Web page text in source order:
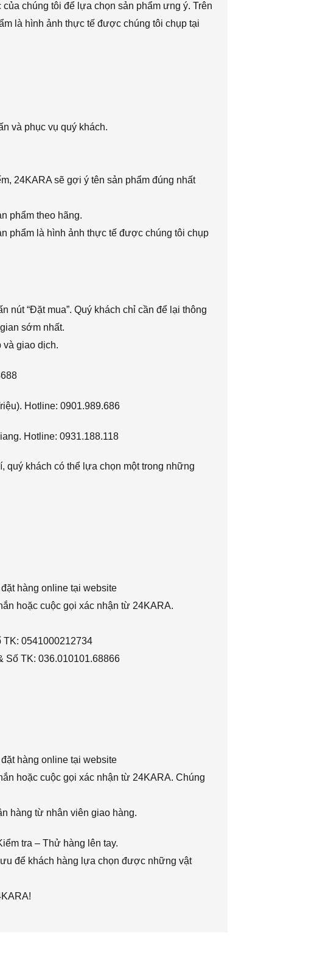
chúng tôi để lựa chọn sản phẩm ưng ý. Trên
là hình ảnh thực tế được chúng tôi chụp tại
và phục vụ quý khách.
24KARA sẽ gợi ý tên sản phẩm đúng nhất
phẩm theo hãng.
phẩm là hình ảnh thực tế được chúng tôi chụp
nút “Đặt mua”. Quý khách chỉ cần để lại thông
sớm nhất.
giao dịch.
Hotline: 0901.989.686
Hotline: 0931.188.118
quý khách có thể lựa chọn một trong những
hàng online tại website
hoặc cuộc gọi xác nhận từ 24KARA.
TK: 0541000212734
Số TK: 036.010101.68866
hàng online tại website
hoặc cuộc gọi xác nhận từ 24KARA. Chúng
hàng từ nhân viên giao hàng.
tra – Thử hàng lên tay.
để khách hàng lựa chọn được những vật